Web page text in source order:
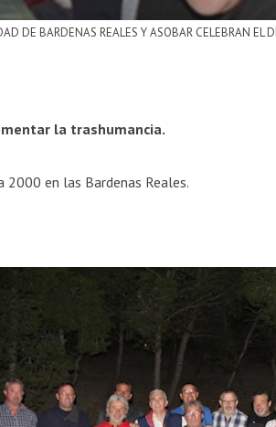
DE BARDENAS REALES Y ASOBAR CELEBRAN EL
la trashumancia.
en las Bardenas Reales.